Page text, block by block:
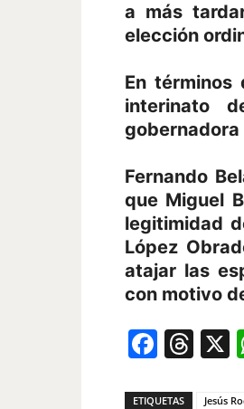
a más
elección
En términos
interinato
Fernando
que Miguel
legitimidad
López
atajar las
con motivo
ETIQUETAS Jesús